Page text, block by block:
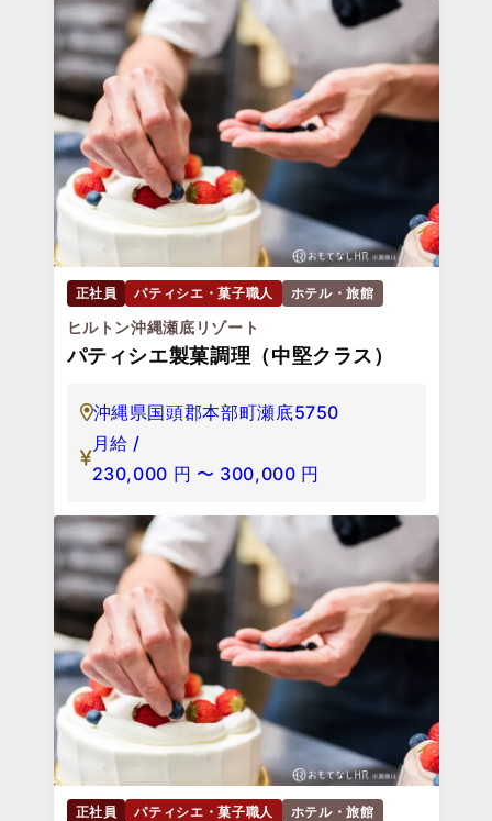
正社員 パティシエ・菓子職人 ホテル・旅館
ヒルトン沖縄瀬底リゾート
パティシエ製菓調理（中堅クラス）
沖縄県国頭郡本部町瀬底5750
月給 /
230,000 円 〜 300,000 円
正社員 パティシエ・菓子職人 ホテル・旅館